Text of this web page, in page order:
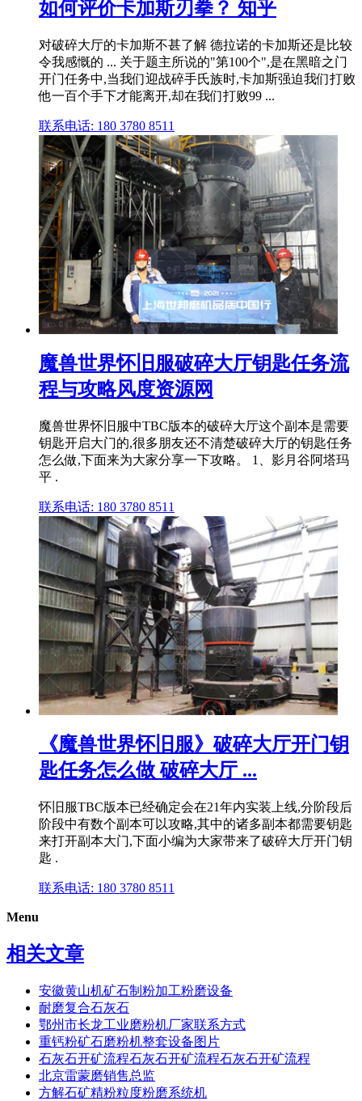
如何评价卡加斯刃拳？ 知乎
对破碎大厅的卡加斯不甚了解 德拉诺的卡加斯还是比较
令我感慨的 ... 关于题主所说的"第100个",是在黑暗之门
开门任务中,当我们迎战碎手氏族时,卡加斯强迫我们打败
他一百个手下才能离开,却在我们打败99 ...
联系电话: 180 3780 8511
魔兽世界怀旧服破碎大厅钥匙任务流
程与攻略风度资源网
魔兽世界怀旧服中TBC版本的破碎大厅这个副本是需要
钥匙开启大门的,很多朋友还不清楚破碎大厅的钥匙任务
怎么做,下面来为大家分享一下攻略。 1、影月谷阿塔玛
平 .
联系电话: 180 3780 8511
《魔兽世界怀旧服》破碎大厅开门钥
匙任务怎么做 破碎大厅 ...
怀旧服TBC版本已经确定会在21年内实装上线,分阶段后
阶段中有数个副本可以攻略,其中的诸多副本都需要钥匙
来打开副本大门,下面小编为大家带来了破碎大厅开门钥
匙 .
联系电话: 180 3780 8511
Menu
相关文章
安徽黄山机矿石制粉加工粉磨设备
耐磨复合石灰石
鄂州市长龙工业磨粉机厂家联系方式
重钙粉矿石磨粉机整套设备图片
石灰石开矿流程石灰石开矿流程石灰石开矿流程
北京雷蒙磨销售总监
方解石矿精粉粒度粉磨系统机